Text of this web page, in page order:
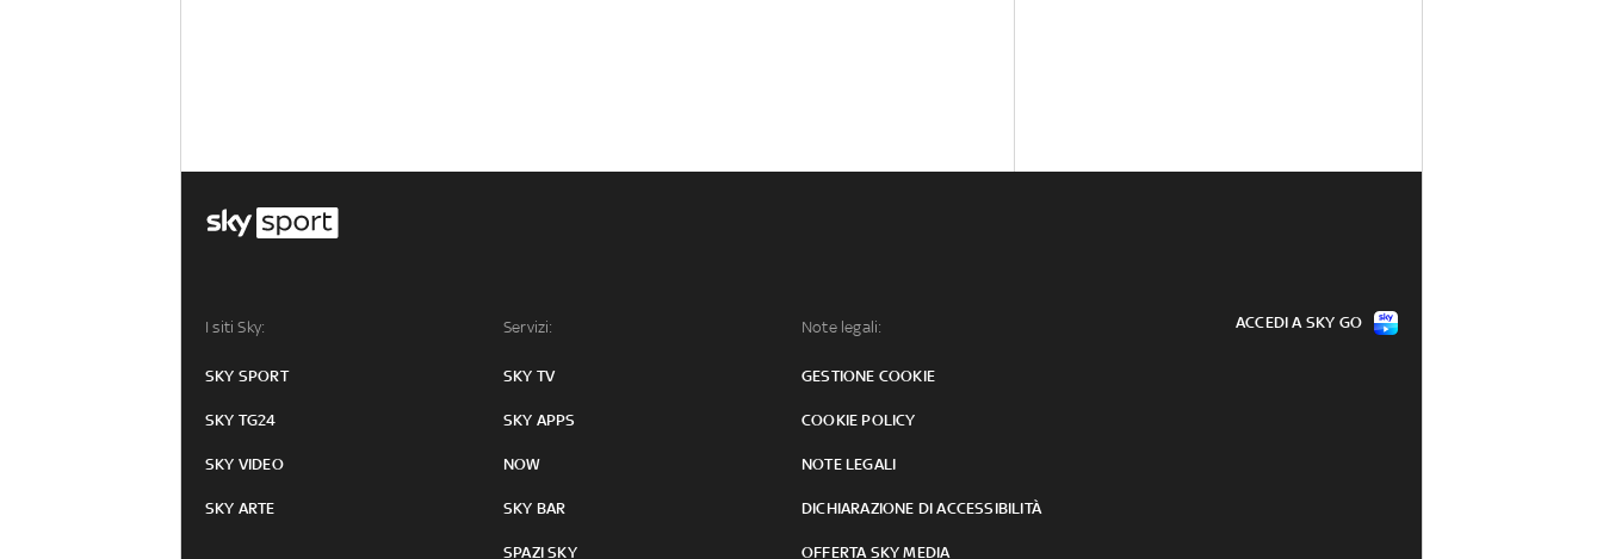
I siti Sky:
SKY SPORT
SKY TG24
SKY VIDEO
SKY ARTE
Servizi:
SKY TV
SKY APPS
NOW
SKY BAR
SPAZI SKY
Note legali:
GESTIONE COOKIE
COOKIE POLICY
NOTE LEGALI
DICHIARAZIONE DI ACCESSIBILITÀ
OFFERTA SKY MEDIA
ACCEDI A SKY GO